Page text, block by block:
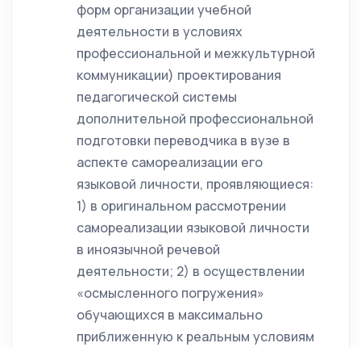
форм организации учебной
деятельности в условиях
профессиональной и межкультурной
коммуникации) проектирования
педагогической системы
дополнительной профессиональной
подготовки переводчика в вузе в
аспекте самореализации его
языковой личности, проявляющиеся:
1) в оригинальном рассмотрении
самореализации языковой личности
в иноязычной речевой
деятельности; 2) в осуществлении
«осмысленного погружения»
обучающихся в максимально
приближенную к реальным условиям